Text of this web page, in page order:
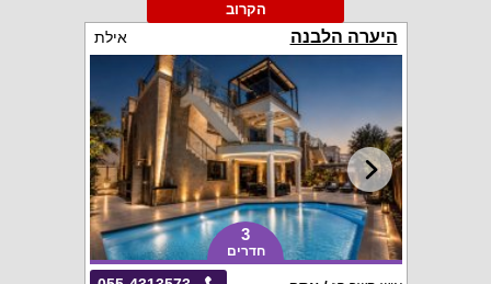
הקרוב
היערה הלבנה אילת
3
חדרים